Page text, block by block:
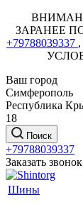
ЗАРАНЕЕ
+79788039337
Ваш город
Симферополь
Республика
18
Поиск
+79788039337
Заказать звонок
Шины